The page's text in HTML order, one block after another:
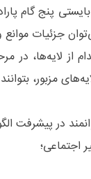
پنج گام
جزئیات
از لایه‌ها، در
مزبور،